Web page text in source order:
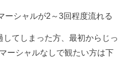
ーシャルが2～3回程度流れる
てしまった方、最初からじっ
ーシャルなしで観たい方は下